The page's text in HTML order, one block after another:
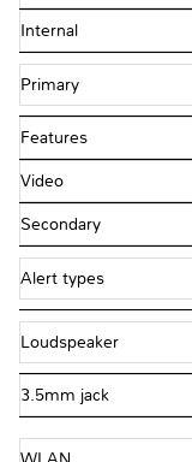
Internal
Primary
Features
Video
Secondary
Alert types
Loudspeaker
3.5mm jack